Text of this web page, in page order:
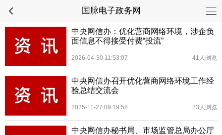
国脉电子政务网
中央网信办：优化营商网络环境，涉企负
面信息不得接受付费“投流”
2026-04-30 11:53:07 41人浏览
中央网信办召开优化营商网络环境工作经
验总结交流会
2025-11-27 09:19:58 23人浏览
中央网信办秘书局、市场监管总局办公厅